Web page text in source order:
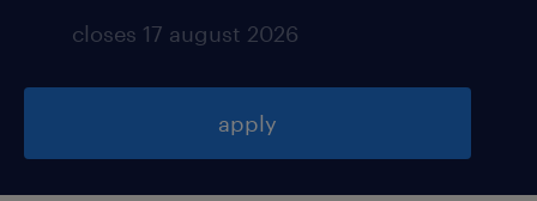
closes 17 august 2026
apply